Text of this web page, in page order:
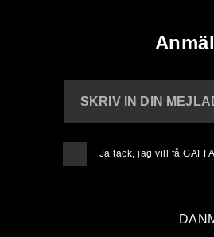
SKRIV IN DIN
Ja tack, jag vill få